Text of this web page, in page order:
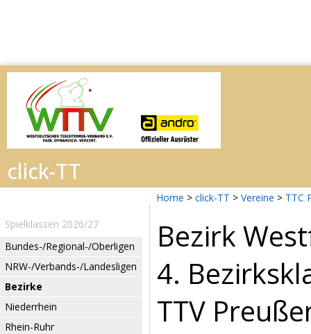
Home > click-TT > Vereine > TTC
Spielklassen 2026/27
Bundes-/Regional-/Oberligen
NRW-/Verbands-/Landesligen
Bezirke
Niederrhein
Rhein-Ruhr
Bezirk
4.
TTV